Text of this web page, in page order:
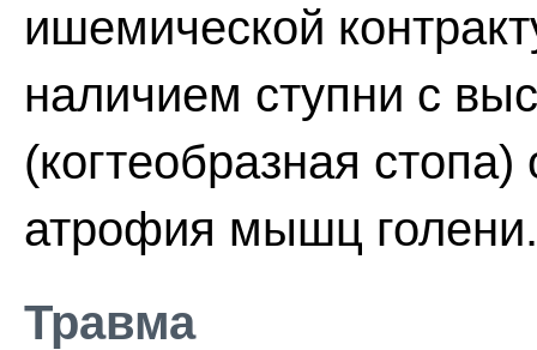
ишемической
наличием ступни с
(когтеобразная
атрофия мышц голени.
Травма